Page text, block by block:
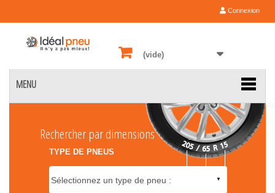
Connexion
(vide)
MENU
Rechercher par dimensions
TYPE DE PNEUS